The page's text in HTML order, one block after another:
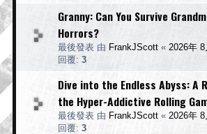
Granny: Can You Survive
Horrors?
最後發表 由 FrankJScott « 2026年
回覆: 3
Dive into the Endless Abyss: A
the Hyper-Addictive Rolling
最後發表 由 FrankJScott « 2026年
回覆: 3